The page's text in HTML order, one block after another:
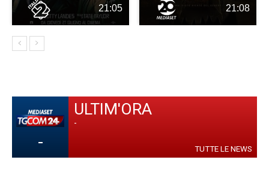
21:05 21:08
-
ULTIM'ORA
-
TUTTE LE NEWS